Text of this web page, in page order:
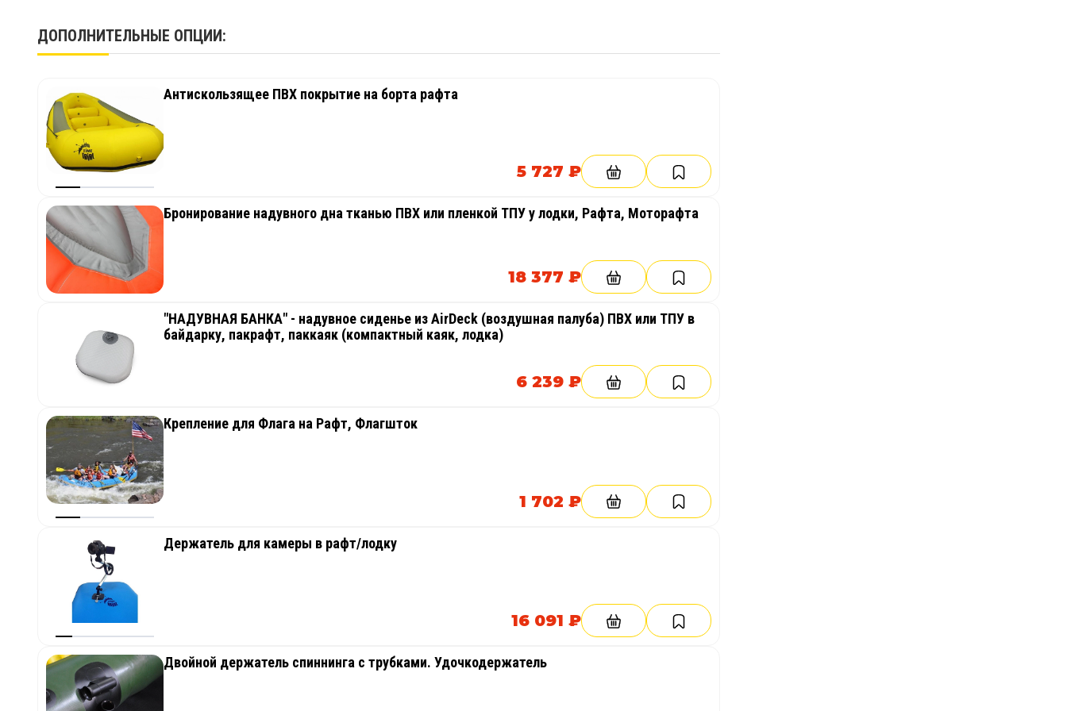
Срок службы Более 10 лет
Производство ООО "Тайм Триал"
Упаковка
ДОПОЛНИТЕЛЬНЫЕ ОПЦИИ:
Антискользящее ПВХ покрытие на борта рафта
5 727 ₽
Бронирование надувного дна тканью ПВХ или пленкой ТПУ у лодки, Рафта, Моторафта
18 377 ₽
"НАДУВНАЯ БАНКА" - надувное сиденье из AirDeck (воздушная палуба) ПВХ или ТПУ в
байдарку, пакрафт, паккаяк (компактный каяк, лодка)
6 239 ₽
Крепление для Флага на Рафт, Флагшток
1 702 ₽
Держатель для камеры в рафт/лодку
16 091 ₽
Двойной держатель спиннинга с трубками. Удочкодержатель